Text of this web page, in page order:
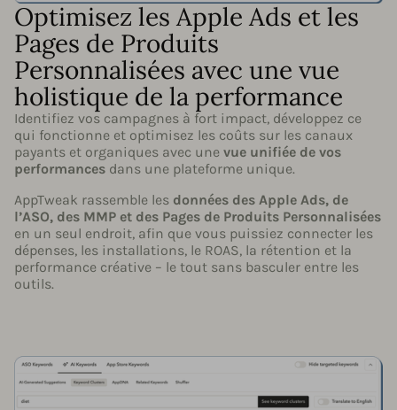
Optimisez les Apple Ads et les
Pages de Produits
Personnalisées avec une vue
holistique de la performance
Identifiez vos campagnes à fort impact, développez ce
qui fonctionne et optimisez les coûts sur les canaux
payants et organiques avec une vue unifiée de vos
performances dans une plateforme unique.
AppTweak rassemble les données des Apple Ads, de
l’ASO, des MMP et des Pages de Produits Personnalisées
en un seul endroit, afin que vous puissiez connecter les
dépenses, les installations, le ROAS, la rétention et la
performance créative – le tout sans basculer entre les
outils.